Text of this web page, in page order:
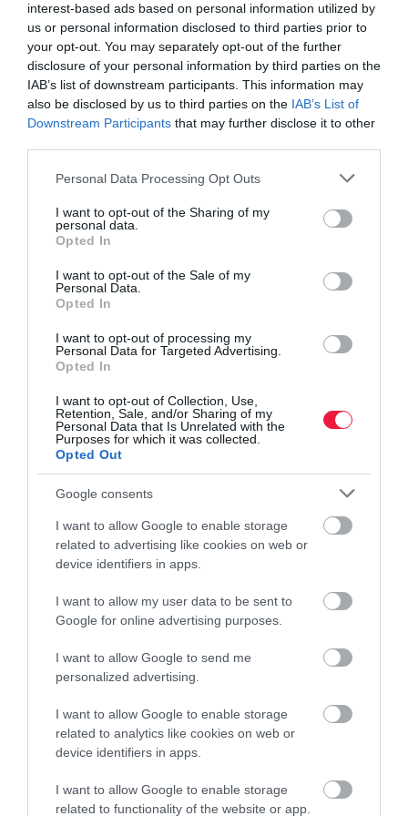
interest-based ads based on personal information utilized by
us or personal information disclosed to third parties prior to
your opt-out. You may separately opt-out of the further
disclosure of your personal information by third parties on the
IAB’s list of downstream participants. This information may
also be disclosed by us to third parties on the IAB’s List of
Downstream Participants that may further disclose it to other
Please note that this website/app uses one or more Google
not limited to your visit or usage behaviour. You may click to
grant or deny consent to Google and its third-party tags to
use your data for below specified purposes in below Google
consent section.
Personal Data Processing Opt Outs
I want to opt-out of the Sharing of my
personal data.
Opted In
I want to opt-out of the Sale of my
Personal Data.
Opted In
I want to opt-out of processing my
Personal Data for Targeted Advertising.
Opted In
I want to opt-out of Collection, Use,
Retention, Sale, and/or Sharing of my
Personal Data that Is Unrelated with the
Purposes for which it was collected.
Opted Out
Google consents
I want to allow Google to enable storage
related to advertising like cookies on web or
device identifiers in apps.
I want to allow my user data to be sent to
Google for online advertising purposes.
I want to allow Google to send me
personalized advertising.
I want to allow Google to enable storage
related to analytics like cookies on web or
device identifiers in apps.
I want to allow Google to enable storage
related to functionality of the website or app.
helyzetben azonban a baromfiágazat szereplőinek egyfajta kettős
árnyomással kell megküzdeniük. A takarmányárak emelkedését az
output oldalról érkező árnyomás miatt a vágóállat és a végtermék
árában egyaránt nehezen lehet érvényesíteni. Az előrejelzések
szerint az élelmiszerárak a következő egy évben tovább
emelkednek, míg a takarmányárak kissé mérséklődnek, de
magasak maradnak.
(390,5 Ft/kg) 1 százalékkal, 2021-re (431,4 Ft/kg) pedig már
további 10,5 százalékkal növekedett. A termelési érték 2020-ban
mindössze 0,5 százalékkal haladta meg a 2019-ben realizálható
értéket. Az input-output árak kedvezőtlen alakulása miatt a nettó
27 forint, addig 2020-ban már csak 19 forint (-30 százalék) nettó
jövedelmet lehetett elérni kilogrammonként. Sőt, 2021-ben a „jó
realizálódik.
A pecsenyekacsa-előállítás költsége 2020-ban (313,7 Ft/kg) közel
1 százalékkal, míg 2021 első felében (341,2 Ft/kg) közel 10
százalékkal volt magasabb, mint 2019-ben (311,4 Ft/kg). Ezzel
szemben az árbevétel 2020-ban 1,6 százalékkal esett vissza, majd
2021-ben 1,7 százalékkal a 2019. évi árszint fölé emelkedett.
Ennek eredményeként – a pulykaágazathoz hasonlóan –
Ft/kg volt, 2020-ban 27 százalékkal, 19,2 Ft/kg értékre csökkent,
majd 2021-re szinte nullára (2,6 Ft/kg) redukálódott a „jó
A zöldmezős telepi beruházások megtérülését vissza nem térítendő
támogatás nélkül modellezve megállapítható, hogy a nemzetközi
szinten is korszerűnek számító üzemek létesítése nem térül meg 10
éven belül egyik szakágazat esetében sem. Amennyiben 50
pecsenyekacsa esetében 7,2, míg a vágópulyka esetében csak 3,3